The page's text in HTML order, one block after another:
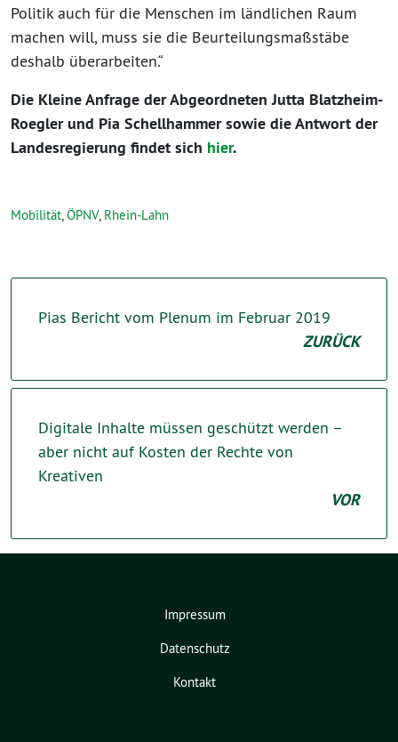
Politik auch für die Menschen im ländlichen Raum
machen will, muss sie die Beurteilungsmaßstäbe
deshalb überarbeiten.“
Die Kleine Anfrage der Abgeordneten Jutta Blatzheim-
Roegler und Pia Schellhammer sowie die Antwort der
Landesregierung findet sich hier.
Mobilität,ÖPNV, Rhein-Lahn
Pias Bericht vom Plenum im Februar 2019
ZURÜCK
Digitale Inhalte müssen geschützt werden –
aber nicht auf Kosten der Rechte von
Kreativen
VOR
Impressum
Datenschutz
Kontakt